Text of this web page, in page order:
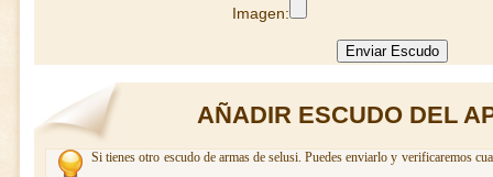
Imagen:
AÑADIR ESCUDO DEL
Si tienes otro escudo de armas de selusi. Puedes enviarlo y verificaremos